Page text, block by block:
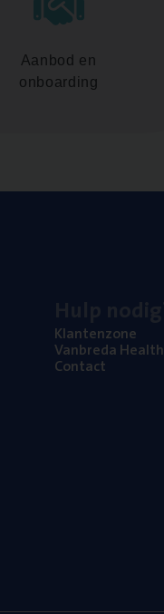
Aanbod en
onboarding
Klan­ten­zo­ne
Van­b­re­da Health
Con­tact